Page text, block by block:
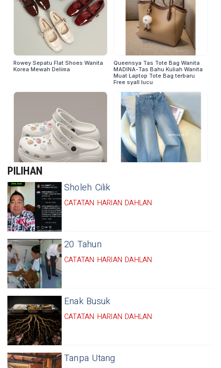
PILIHAN
Sholeh Cilik
CATATAN HARIAN DAHLAN
20 Tahun
CATATAN HARIAN DAHLAN
Enak Busuk
CATATAN HARIAN DAHLAN
Tanpa Utang